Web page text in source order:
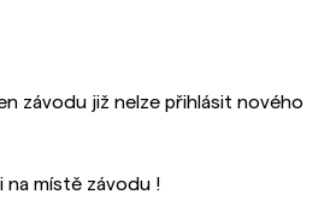
již nelze přihlásit nového
závodu !